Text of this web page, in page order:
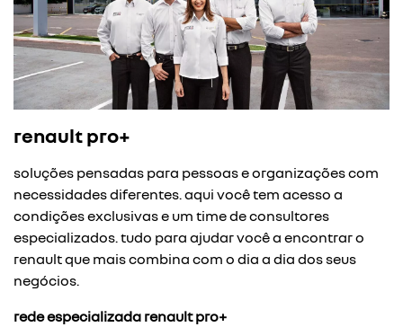
renault pro+
soluções pensadas para pessoas e organizações com
necessidades diferentes. aqui você tem acesso a
condições exclusivas e um time de consultores
especializados. tudo para ajudar você a encontrar o
renault que mais combina com o dia a dia dos seus
negócios.
rede especializada renault pro+